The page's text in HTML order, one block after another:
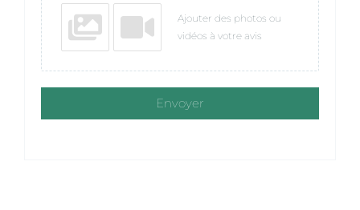
Ajouter des photos ou
vidéos à votre avis
Envoyer